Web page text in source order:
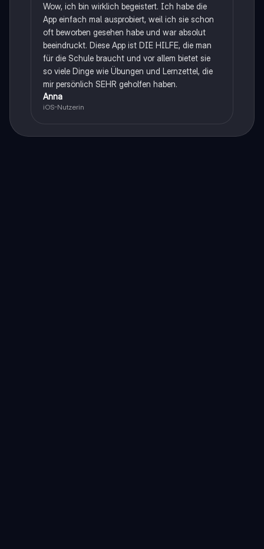
Wow, ich bin wirklich begeistert. Ich habe die
App einfach mal ausprobiert, weil ich sie schon
oft beworben gesehen habe und war absolut
beeindruckt. Diese App ist DIE HILFE, die man
für die Schule braucht und vor allem bietet sie
so viele Dinge wie Übungen und Lernzettel, die
mir persönlich SEHR geholfen haben.
Anna
iOS-Nutzerin